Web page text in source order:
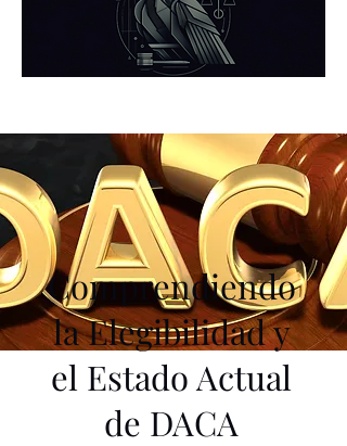
Comprendiendo
la Elegibilidad y
el Estado Actual
de DACA